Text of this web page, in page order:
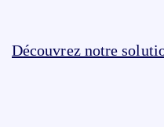
Découvrez notre